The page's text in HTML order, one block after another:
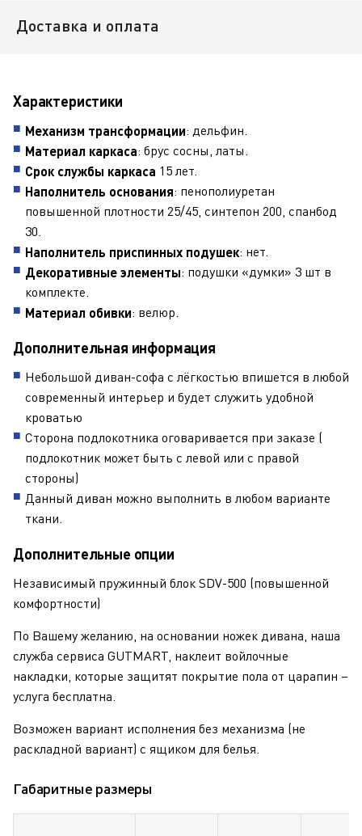
Доставка и оплата
Характеристики
Механизм трансформации: дельфин.
Материал каркаса: брус сосны, латы.
Срок службы каркаса 15 лет.
Наполнитель основания: пенополиуретан
повышенной плотности 25/45, синтепон 200, спанбод
30.
Наполнитель приспинных подушек: нет.
Декоративные элементы: подушки «думки» 3 шт в
комплекте.
Материал обивки: велюр.
Дополнительная информация
Небольшой диван-софа с лёгкостью впишется в любой
современный интерьер и будет служить удобной
кроватью
Сторона подлокотника оговаривается при заказе (
подлокотник может быть с левой или с правой
стороны)
Данный диван можно выполнить в любом варианте
ткани.
Дополнительные опции
Независимый пружинный блок SDV-500 (повышенной
комфортности)
По Вашему желанию, на основании ножек дивана, наша
служба сервиса GUTMART, наклеит войлочные
накладки, которые защитят покрытие пола от царапин –
услуга бесплатна.
Возможен вариант исполнения без механизма (не
раскладной вариант) с ящиком для белья.
Габаритные размеры